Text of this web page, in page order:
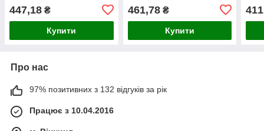
447,18 ₴
Купити
461,78₴
Купити
Про нас
97% позитивних з 132 відгуків за рік
Працює з 10.04.2016